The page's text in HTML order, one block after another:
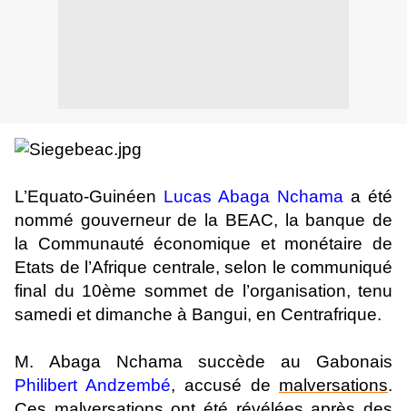
L’Equato-Guinéen Lucas Abaga Nchama a été
nommé gouverneur de la BEAC, la banque de
la Communauté économique et monétaire de
Etats de l’Afrique centrale, selon le communiqué
final du 10ème sommet de l’organisation, tenu
samedi et dimanche à Bangui, en Centrafrique.
M. Abaga Nchama succède au Gabonais
Philibert Andzembé, accusé de malversations.